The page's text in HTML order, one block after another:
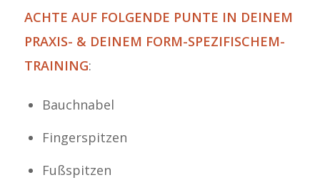
ACHTE AUF FOLGENDE PUNTE IN DEINEM
PRAXIS- & DEINEM FORM-SPEZIFISCHEM-
TRAINING:
Bauchnabel
Fingerspitzen
Fußspitzen